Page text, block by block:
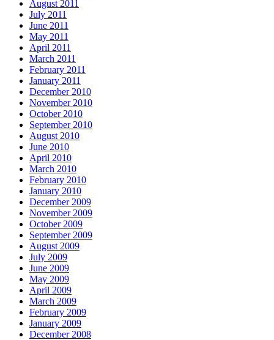
August 2011
July 2011
June 2011
May 2011
April 2011
March 2011
February 2011
January 2011
December 2010
November 2010
October 2010
September 2010
August 2010
June 2010
April 2010
March 2010
February 2010
January 2010
December 2009
November 2009
October 2009
September 2009
August 2009
July 2009
June 2009
May 2009
April 2009
March 2009
February 2009
January 2009
December 2008